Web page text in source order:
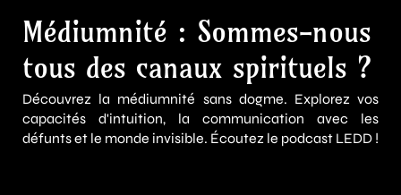
Médiumnité : Sommes-nous
tous des canaux spirituels ?
Découvrez la médiumnité sans dogme. Explorez vos
capacités d'intuition, la communication avec les
défunts et le monde invisible. Écoutez le podcast LEDD !